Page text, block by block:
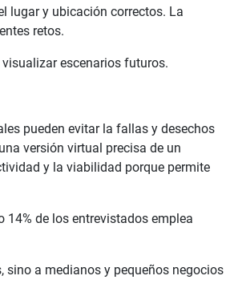
lugar y ubicación correctos. La
retos.
escenarios futuros.
pueden evitar la fallas y desechos
versión virtual precisa de un
y la viabilidad porque permite
de los entrevistados emplea
sino a medianos y pequeños negocios